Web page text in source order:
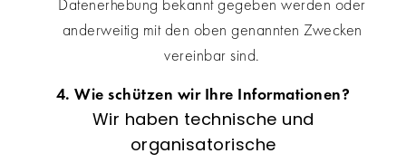
anderweitig mit den oben genannten Zwecken
vereinbar sind.
4. Wie schützen wir Ihre Informationen?
Wir haben technische und
organisatorische